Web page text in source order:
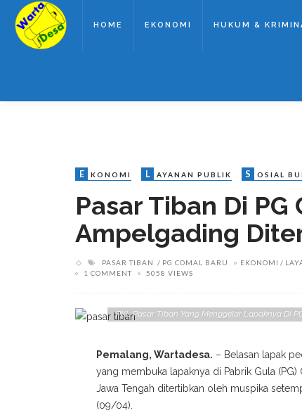
HOME EKONOMI HUKUM &
E KONOMI L AYANAN PUBLIK S OSIAL
Pasar Tiban Di PG
Ampelgading
PASAR TIBAN PG COMAL BARU EKONOMI
1 COMMENT
5058 VIEWS
PKL Pasar Tiban Yang Menggelar Lapaknya Di
Pemalang, Wartadesa. – Belasan lapak
yang membuka lapaknya di Pabrik Gula
Jawa Tengah ditertibkan oleh muspika
(09/04).